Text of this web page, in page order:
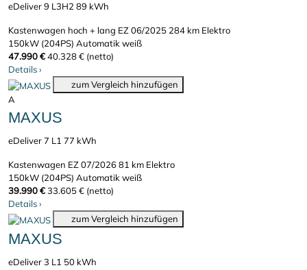
eDeliver 9 L3H2 89 kWh
Kastenwagen hoch + lang EZ 06/2025 284 km Elektro
150kW (204PS) Automatikweiß
47.990 €40.328 € (netto)
Details›
zum Vergleich hinzufügen
A
MAXUS
eDeliver 7 L1 77 kWh
Kastenwagen EZ 07/202681 km Elektro
150kW (204PS) Automatikweiß
39.990 €33.605 € (netto)
Details›
zum Vergleich hinzufügen
MAXUS
eDeliver 3 L1 50 kWh